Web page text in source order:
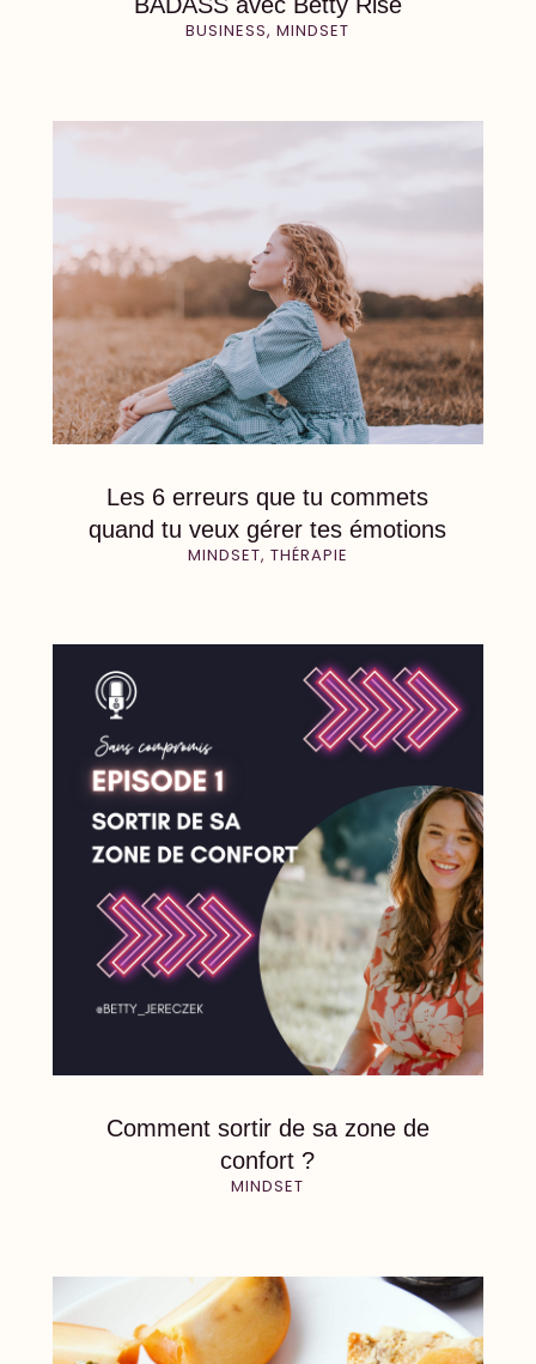
BUSINESS,MINDSET
Les 6 erreurs que tu commets
quand tu veux gérer tes émotions
MINDSET, THÉRAPIE
Comment sortir de sa zone de
confort ?
MINDSET